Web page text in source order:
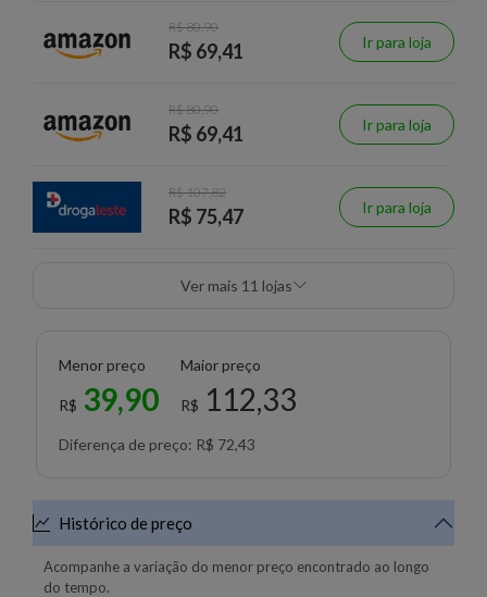
R$ 80,90
R$ 69,41 Ir para loja
R$ 80,90
R$ 69,41 Ir para loja
R$ 107,82
R$ 75,47 Ir para loja
Ver mais 11 lojas
Menor preço
R$ 39,90
Maior preço
R$ 112,33
Diferença de preço: R$ 72,43
Histórico de preço
Acompanhe a variação do menor preço encontrado ao longo
do tempo.